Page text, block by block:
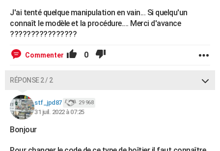
J'ai tenté quelque manipulation en vain... Si quelqu'un
connaît le modèle et la procédure.... Merci d'avance
????????????????
Commenter 0
RÉPONSE 2 / 2
stf_jpd87 29 968
31 juil. 2022 à 07:25
Bonjour